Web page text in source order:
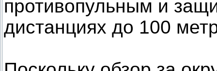
противопульным и
дистанциях до 100